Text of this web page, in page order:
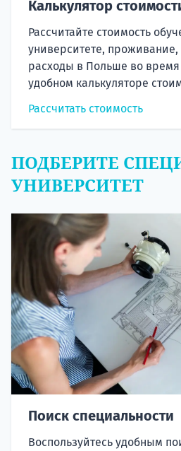
Калькулятор
Рассчитайте стоимость
университете,
расходы в Польше во время
удобном калькуляторе
Рассчитать стоимость
ПОДБЕРИТЕ
УНИВЕРСИТЕТ
Поиск специальности
Воспользуйтесь удобным